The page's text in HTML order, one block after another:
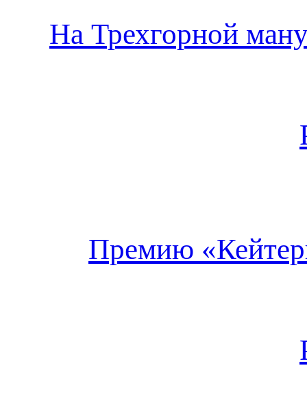
На Трехгорной
Премию